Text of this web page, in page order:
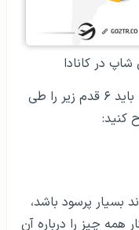
در کانادا
و اخذ اقامت، باید ۶ قدم زیر را طی
کنید:
بسیار پرسود باشد،
همه چیز را درباره آن